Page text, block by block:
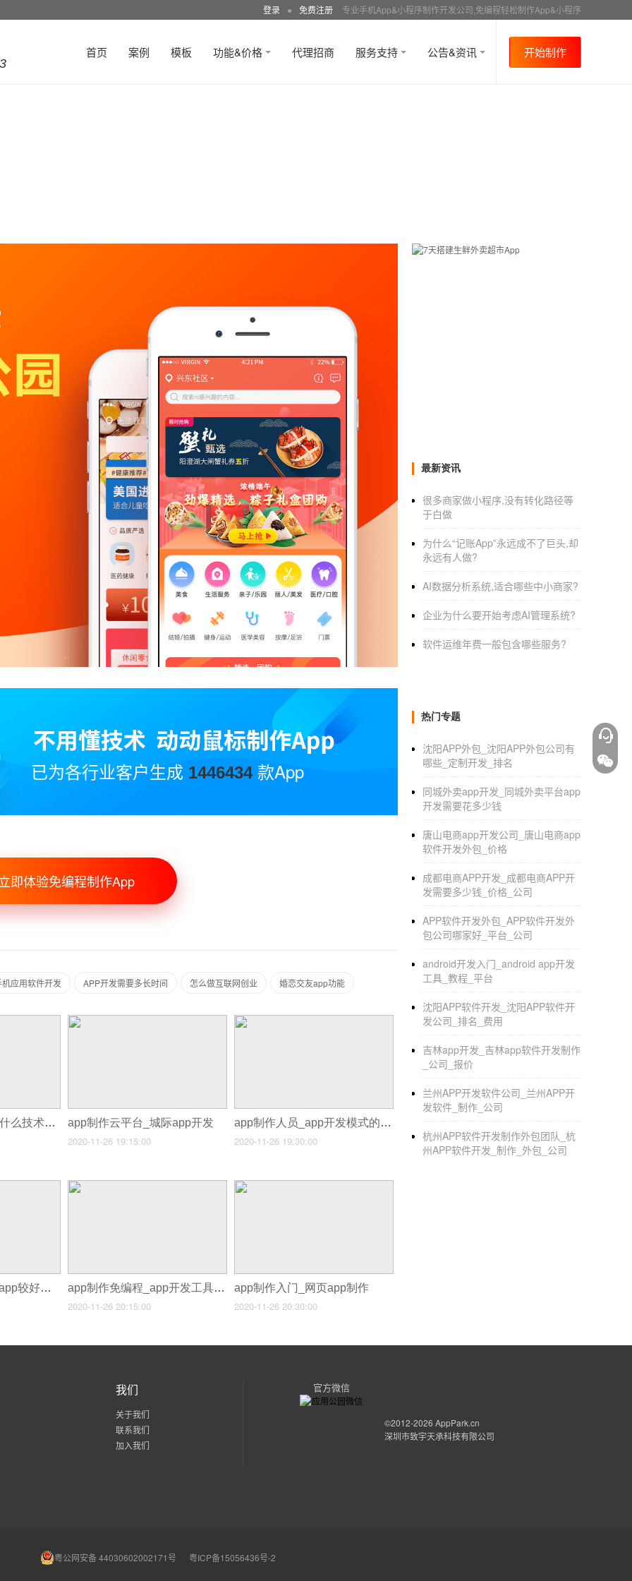
登录 ● 免费注册 专业手机App&小程序制作开发公司,免编程轻松制作App&小程序
首页 案例 模板 功能&价格 代理招商 服务支持 公告&资讯 开始制作
品，目前也有在线目的地商品数量12357分
路上社区”是一款旅游分享APP，淘在路上社
女性安全APP开发能解决安全难题
关于女性安全，想必也不用说太多，整
候为数不多时间求救，触发求助机制，让他
指令。4. 女性安全社区：女性安全社区中能
代女性来说，确实一种选择，能够带来很多新
漫画制作APP开发 二次元春天_1
因此想要拥有一个专业的社区，必须要
编辑以及丰富的素材模板，漫剧的创作。2.
形象建立等，进一步增强产品的互动性。3.
什么就看什么。为了让创作者有更多机会，
已为各行业客户生成 1446434款App
即体验免编程制作App
机应用软件开发 APP开发需要多长时间 怎么做互联网创业 婚恋交友app功能
app制作主要运用了什么技术_制作一款app app制作云平台_城际app开发
2020-11-26 19:15:00
app制作人员_app开发模式的应用
2020-11-26 19:30:00
APP制作价钱_制作app较好的软件 app制作免编程_app开发工具哪个好
2020-11-26 20:15:00
app制作入门_网页app制作
2020-11-26 20:30:00
最新资讯
很多商家做小程序,没有转化路径等
于白做
为什么“记账App”永远成不了巨头,却
永远有人做?
AI数据分析系统,适合哪些中小商家?
企业为什么要开始考虑AI管理系统?
软件运维年费一般包含哪些服务?
热门专题
沈阳APP外包_沈阳APP外包公司有
哪些_定制开发_排名
同城外卖app开发_同城外卖平台app
开发需要花多少钱
唐山电商app开发公司_唐山电商app
软件开发外包_价格
成都电商APP开发_成都电商APP开
发需要多少钱_价格_公司
APP软件开发外包_APP软件开发外
包公司哪家好_平台_公司
android开发入门_android app开发
工具_教程_平台
沈阳APP软件开发_沈阳APP软件开
发公司_排名_费用
吉林app开发_吉林app软件开发制作
_公司_报价
兰州APP开发软件公司_兰州APP开
发软件_制作_公司
杭州APP软件开发制作外包团队_杭
州APP软件开发_制作_外包_公司
我们
关于我们
联系我们
加入我们
官方微信
©2012-2026 AppPark.cn
深圳市致宇天承科技有限公司
粤公网安备 44030602002171号 粤ICP备15056436号-2